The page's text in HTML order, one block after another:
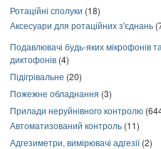
Ротаційні сполуки (18)
Аксесуари для ротаційних з'єднань
Подавлювачі будь-яких мікрофонів та
диктофонів (4)
Підігрівальне (20)
Пожежне обладнання (3)
Прилади неруйнівного контролю
Автоматизований контроль (11)
Адгезиметри, вимірювачі адгезії(2)